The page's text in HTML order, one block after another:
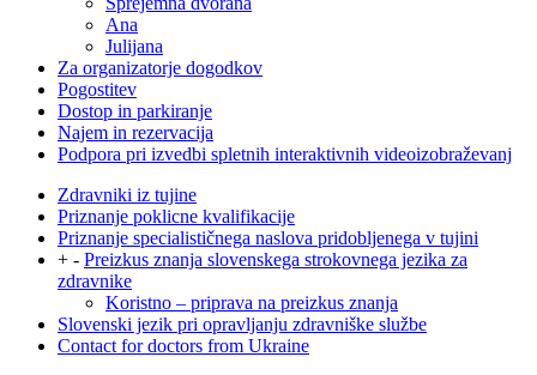
Ana
Julijana
Za organizatorje dogodkov
Pogostitev
Dostop in parkiranje
Najem in rezervacija
Podpora pri izvedbi spletnih interaktivnih videoizobraževanj
Zdravniki iz tujine
Priznanje poklicne kvalifikacije
Priznanje specialističnega naslova pridobljenega v tujini
+ - Preizkus znanja slovenskega strokovnega jezika za
zdravnike
Koristno – priprava na preizkus znanja
Slovenski jezik pri opravljanju zdravniške službe
Contact for doctors from Ukraine